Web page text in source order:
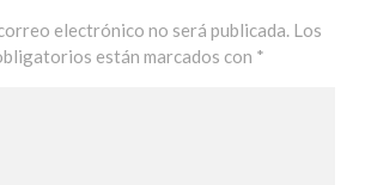
electrónico no será publicada. Los
están marcados con *